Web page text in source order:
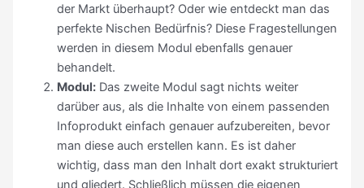
der Markt überhaupt? Oder wie entdeckt man das
perfekte Nischen Bedürfnis? Diese Fragestellungen
werden in diesem Modul ebenfalls genauer
behandelt.
Modul: Das zweite Modul sagt nichts weiter
darüber aus, als die Inhalte von einem passenden
Infoprodukt einfach genauer aufzubereiten, bevor
man diese auch erstellen kann. Es ist daher
wichtig, dass man den Inhalt dort exakt strukturiert
und gliedert. Schließlich müssen die eigenen